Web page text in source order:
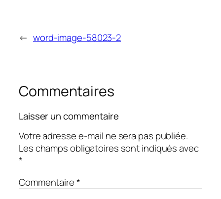
← word-image-58023-2
Commentaires
Laisser un commentaire
Votre adresse e-mail ne sera pas publiée.
Les champs obligatoires sont indiqués avec
*
Commentaire*